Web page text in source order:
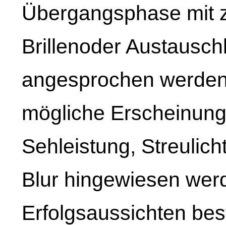
Übergangsphase mit
Brillenoder
angesprochen
mögliche
Sehleistung,
Blur hingewiesen
Erfolgsaussichten